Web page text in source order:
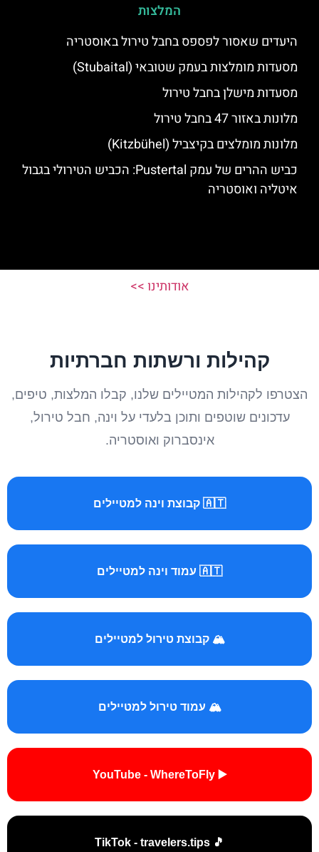
המלצות
היעדים שאסור לפספס בחבל טירול באוסטריה
מסעדות מומלצות בעמק שטובאי (Stubaital)
מסעדות מישלן בחבל טירול
מלונות באזור 47 בחבל טירול
מלונות מומלצים בקיצביל (Kitzbühel)
כביש ההרים של עמק Pustertal: הכביש הטירולי בגבול
איטליה ואוסטריה
אודותינו >>
קהילות ורשתות חברתיות
הצטרפו לקהילות המטיילים שלנו, קבלו המלצות, טיפים,
עדכונים שוטפים ותוכן בלעדי על וינה, חבל טירול,
אינסברוק ואוסטריה.
🇦🇹 קבוצת וינה למטיילים
🇦🇹 עמוד וינה למטיילים
🏔️ קבוצת טירול למטיילים
🏔️ עמוד טירול למטיילים
▶️ YouTube - WhereToFly
🎵 TikTok - travelers.tips